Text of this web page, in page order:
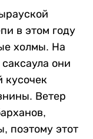
в этом году
холмы. На
они
кусочек
Ветер
поэтому этот